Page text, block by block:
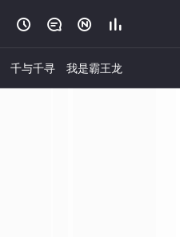
   
千与千寻 我是霸王龙